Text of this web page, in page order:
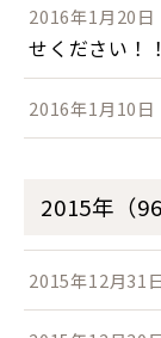
2016年1月20日
せください！！
2016年1月10日
2015年（96
2015年12月31